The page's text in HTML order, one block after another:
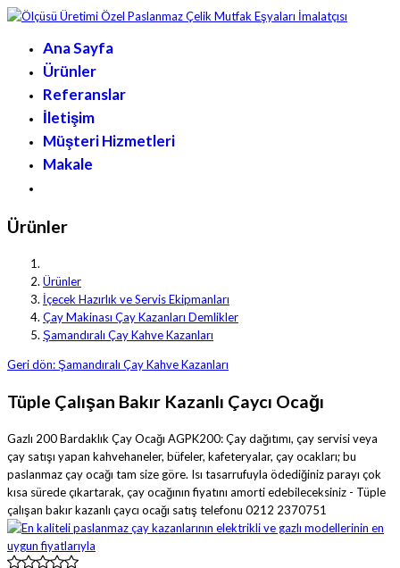
Ana Sayfa
Ürünler
Referanslar
İletişim
Müşteri Hizmetleri
Makale
Ürünler
Ürünler
İçecek Hazırlık ve Servis Ekipmanları
Çay Makinası Çay Kazanları Demlikler
Şamandıralı Çay Kahve Kazanları
Geri dön: Şamandıralı Çay Kahve Kazanları
Tüple Çalışan Bakır Kazanlı Çaycı Ocağı
Gazlı 200 Bardaklık Çay Ocağı AGPK200: Çay dağıtımı, çay servisi veya
çay satışı yapan kahvehaneler, büfeler, kafeteryalar, çay ocakları; bu
paslanmaz çay ocağı tam size göre. Isı tasarrufuyla ödediğiniz parayı çok
kısa sürede çıkartarak, çay ocağının fiyatını amorti edebileceksiniz - Tüple
çalışan bakır kazanlı çaycı ocağı satış telefonu 0212 2370751